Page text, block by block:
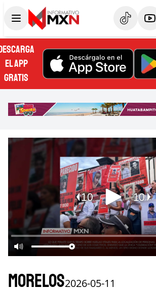
EL APP
GRATIS
Morelos2026-05-11